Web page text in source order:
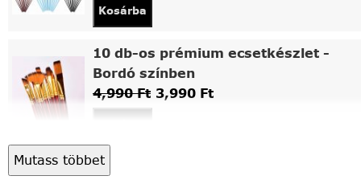
Kosárba
10 db-os prémium ecsetkészlet -
Bordó színben
4,990Ft 3,990 Ft
Asztali fa festőállvány
Mutass többet